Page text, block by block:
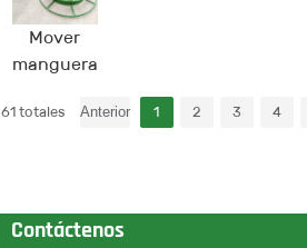
Mover
manguera
61 totales Anterior 1 2 3 4
Contáctenos